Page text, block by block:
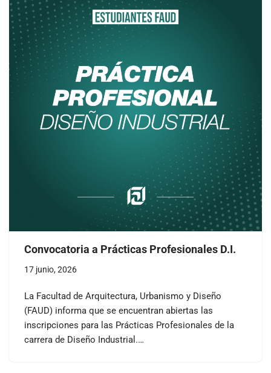
Convocatoria a Prácticas Profesionales D.I.
17 junio, 2026
La Facultad de Arquitectura, Urbanismo y Diseño
(FAUD) informa que se encuentran abiertas las
inscripciones para las Prácticas Profesionales de la
carrera de Diseño Industrial.…